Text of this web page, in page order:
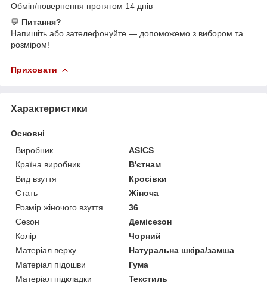
Обмін/повернення протягом 14 днів
💬 Питання?
Напишіть або зателефонуйте — допоможемо з вибором та
розміром!
Приховати
Характеристики
Основні
Виробник
ASICS
Країна виробник
В'єтнам
Вид взуття
Кросівки
Стать
Жіноча
Розмір жіночого взуття
36
Сезон
Демісезон
Колір
Чорний
Матеріал верху
Натуральна шкіра/замша
Матеріал підошви
Гума
Матеріал підкладки
Текстиль